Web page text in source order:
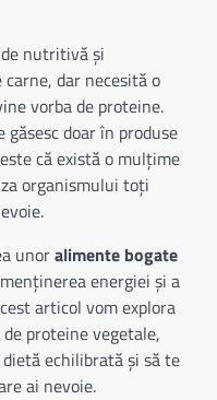
nutritivă și
dar necesită o
vorba de proteine.
doar în produse
că există o mulțime
organismului toți
unoralimente bogate
energiei și a
articol vom explora
proteine vegetale,
echilibrată și să te
ai nevoie.